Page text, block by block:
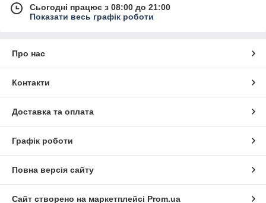
Сьогодні працює з 08:00 до 21:00
Показати весь графік роботи
Про нас
Контакти
Доставка та оплата
Графік роботи
Повна версія сайту
Сайт створено на маркетплейсі Prom.ua